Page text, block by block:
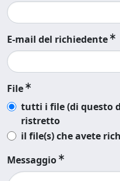
E-mail del richiedente
File
tutti i file (di questo
ristretto
il file(s) che avete
Messaggio